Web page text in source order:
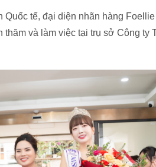
tế, đại diện nhãn hàng
và làm việc tại trụ sở Công ty